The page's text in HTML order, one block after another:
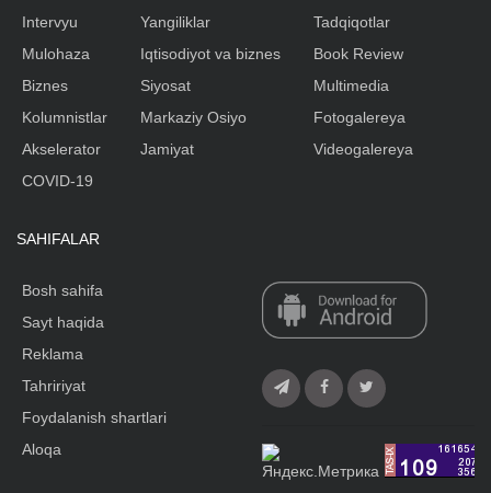
Intervyu
Mulohaza
Biznes
Kolumnistlar
Akselerator
Yangiliklar
Iqtisodiyot va biznes
Siyosat
Markaziy Osiyo
Jamiyat
Tadqiqotlar
Book Review
Multimedia
Fotogalereya
Videogalereya
COVID-19
SAHIFALAR
Bosh sahifa
Sayt haqida
Reklama
Tahririyat
Foydalanish shartlari
Aloqa